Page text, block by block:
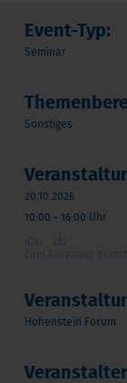
Event-Typ:
Seminar
Sonstiges
20.10.2026
10:00 - 16:00 Uhr
Hohenstein Forum